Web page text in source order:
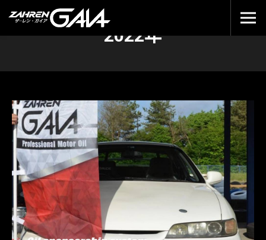
2022年